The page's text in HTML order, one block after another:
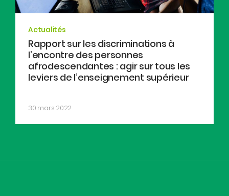
Actualités
Rapport sur les discriminations à
l’encontre des personnes
afrodescendantes : agir sur tous les
leviers de l’enseignement supérieur
30 mars 2022